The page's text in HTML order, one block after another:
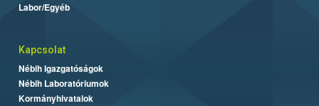
Labor/Egyéb
Kapcsolat
Nébih Igazgatóságok
Nébih Laboratóriumok
Kormányhivatalok